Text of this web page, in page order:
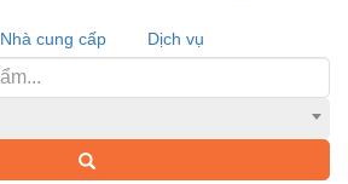
Nhà cung cấp Dịch vụ